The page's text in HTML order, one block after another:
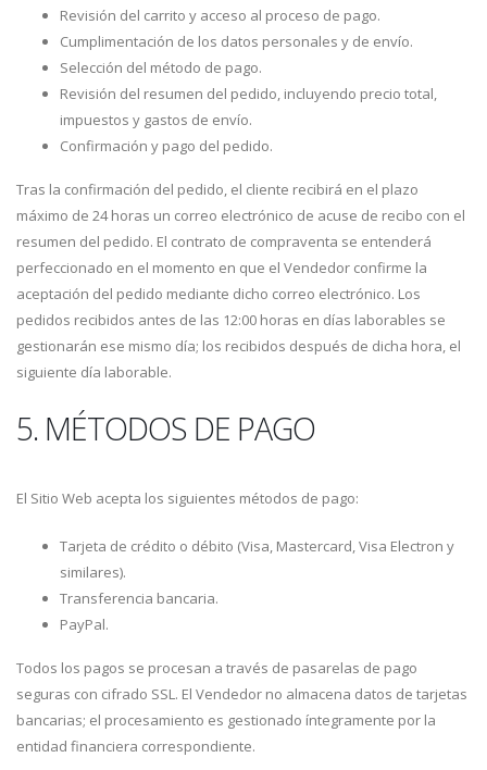
Revisión del carrito y acceso al proceso de pago.
Cumplimentación de los datos personales y de envío.
Selección del método de pago.
Revisión del resumen del pedido, incluyendo precio total,
impuestos y gastos de envío.
Confirmación y pago del pedido.
Tras la confirmación del pedido, el cliente recibirá en el plazo
máximo de 24 horas un correo electrónico de acuse de recibo con el
resumen del pedido. El contrato de compraventa se entenderá
perfeccionado en el momento en que el Vendedor confirme la
aceptación del pedido mediante dicho correo electrónico. Los
pedidos recibidos antes de las 12:00 horas en días laborables se
gestionarán ese mismo día; los recibidos después de dicha hora, el
siguiente día laborable.
5. MÉTODOS DE PAGO
El Sitio Web acepta los siguientes métodos de pago:
Tarjeta de crédito o débito (Visa, Mastercard, Visa Electron y
similares).
Transferencia bancaria.
PayPal.
Todos los pagos se procesan a través de pasarelas de pago
seguras con cifrado SSL. El Vendedor no almacena datos de tarjetas
bancarias; el procesamiento es gestionado íntegramente por la
entidad financiera correspondiente.